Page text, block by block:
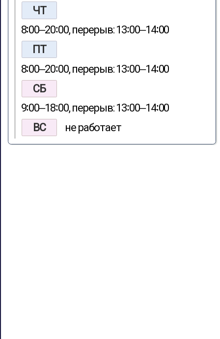
ЧТ
8∶00‒20∶00, перерыв: 13∶00‒14∶00
ПТ
8∶00‒20∶00, перерыв: 13∶00‒14∶00
СБ
9∶00‒18∶00, перерыв: 13∶00‒14∶00
ВС
не работает